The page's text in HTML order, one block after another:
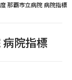
那覇市立病院 病院指標
院指標